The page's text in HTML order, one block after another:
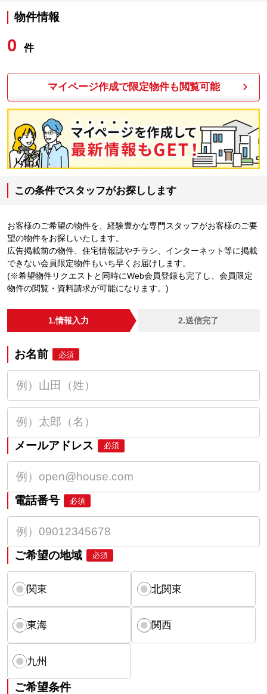
物件情報
0 件
マイページ作成で限定物件も閲覧可能
この条件でスタッフがお探しします
お客様のご希望の物件を、経験豊かな専門スタッフがお客様のご要
望の物件をお探しいたします。
広告掲載前の物件、住宅情報誌やチラシ、インターネット等に掲載
できない会員限定物件もいち早くお届けします。
(※希望物件リクエストと同時にWeb会員登録も完了し、会員限定
物件の閲覧・資料請求が可能になります。)
1.情報入力 2.送信完了
お名前 必須
メールアドレス 必須
電話番号 必須
ご希望の地域 必須
関東 北関東
東海 関西
九州
ご希望条件